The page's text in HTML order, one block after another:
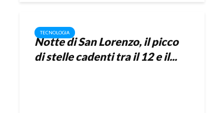
TECNOLOGIA
Notte di San Lorenzo, il picco
di stelle cadenti tra il 12 e il...